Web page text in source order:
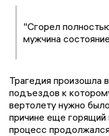
"Сгорел
мужчина
Трагедия произошла
подъездов к
вертолету нужно
причине еще горящий
процесс